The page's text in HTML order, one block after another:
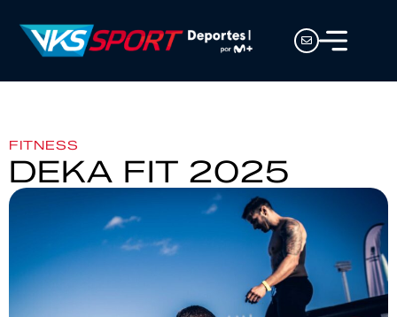
FITNESS
DEKA FIT 2025